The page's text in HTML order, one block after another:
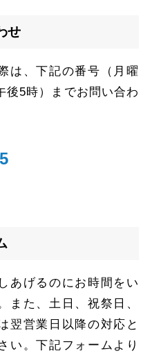
せ
は、下記の番号（月曜
後5時）までお問い合わ
あげるのにお時間をい
また、土日、祝祭日、
翌営業日以降の対応と
い。下記フォームより